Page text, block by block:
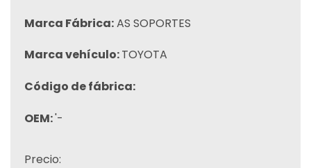
Marca Fábrica:AS SOPORTES
Marca vehículo:TOYOTA
Código de fábrica:
OEM:'-
Precio: